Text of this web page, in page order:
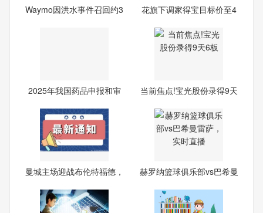
Waymo因洪水事件召回约3
花旗下调家得宝目标价至4
2025年我国药品申报和审
当前焦点!宝光股份录得9天
曼城主场迎战布伦特福德，
赫罗纳篮球俱乐部vs巴希曼